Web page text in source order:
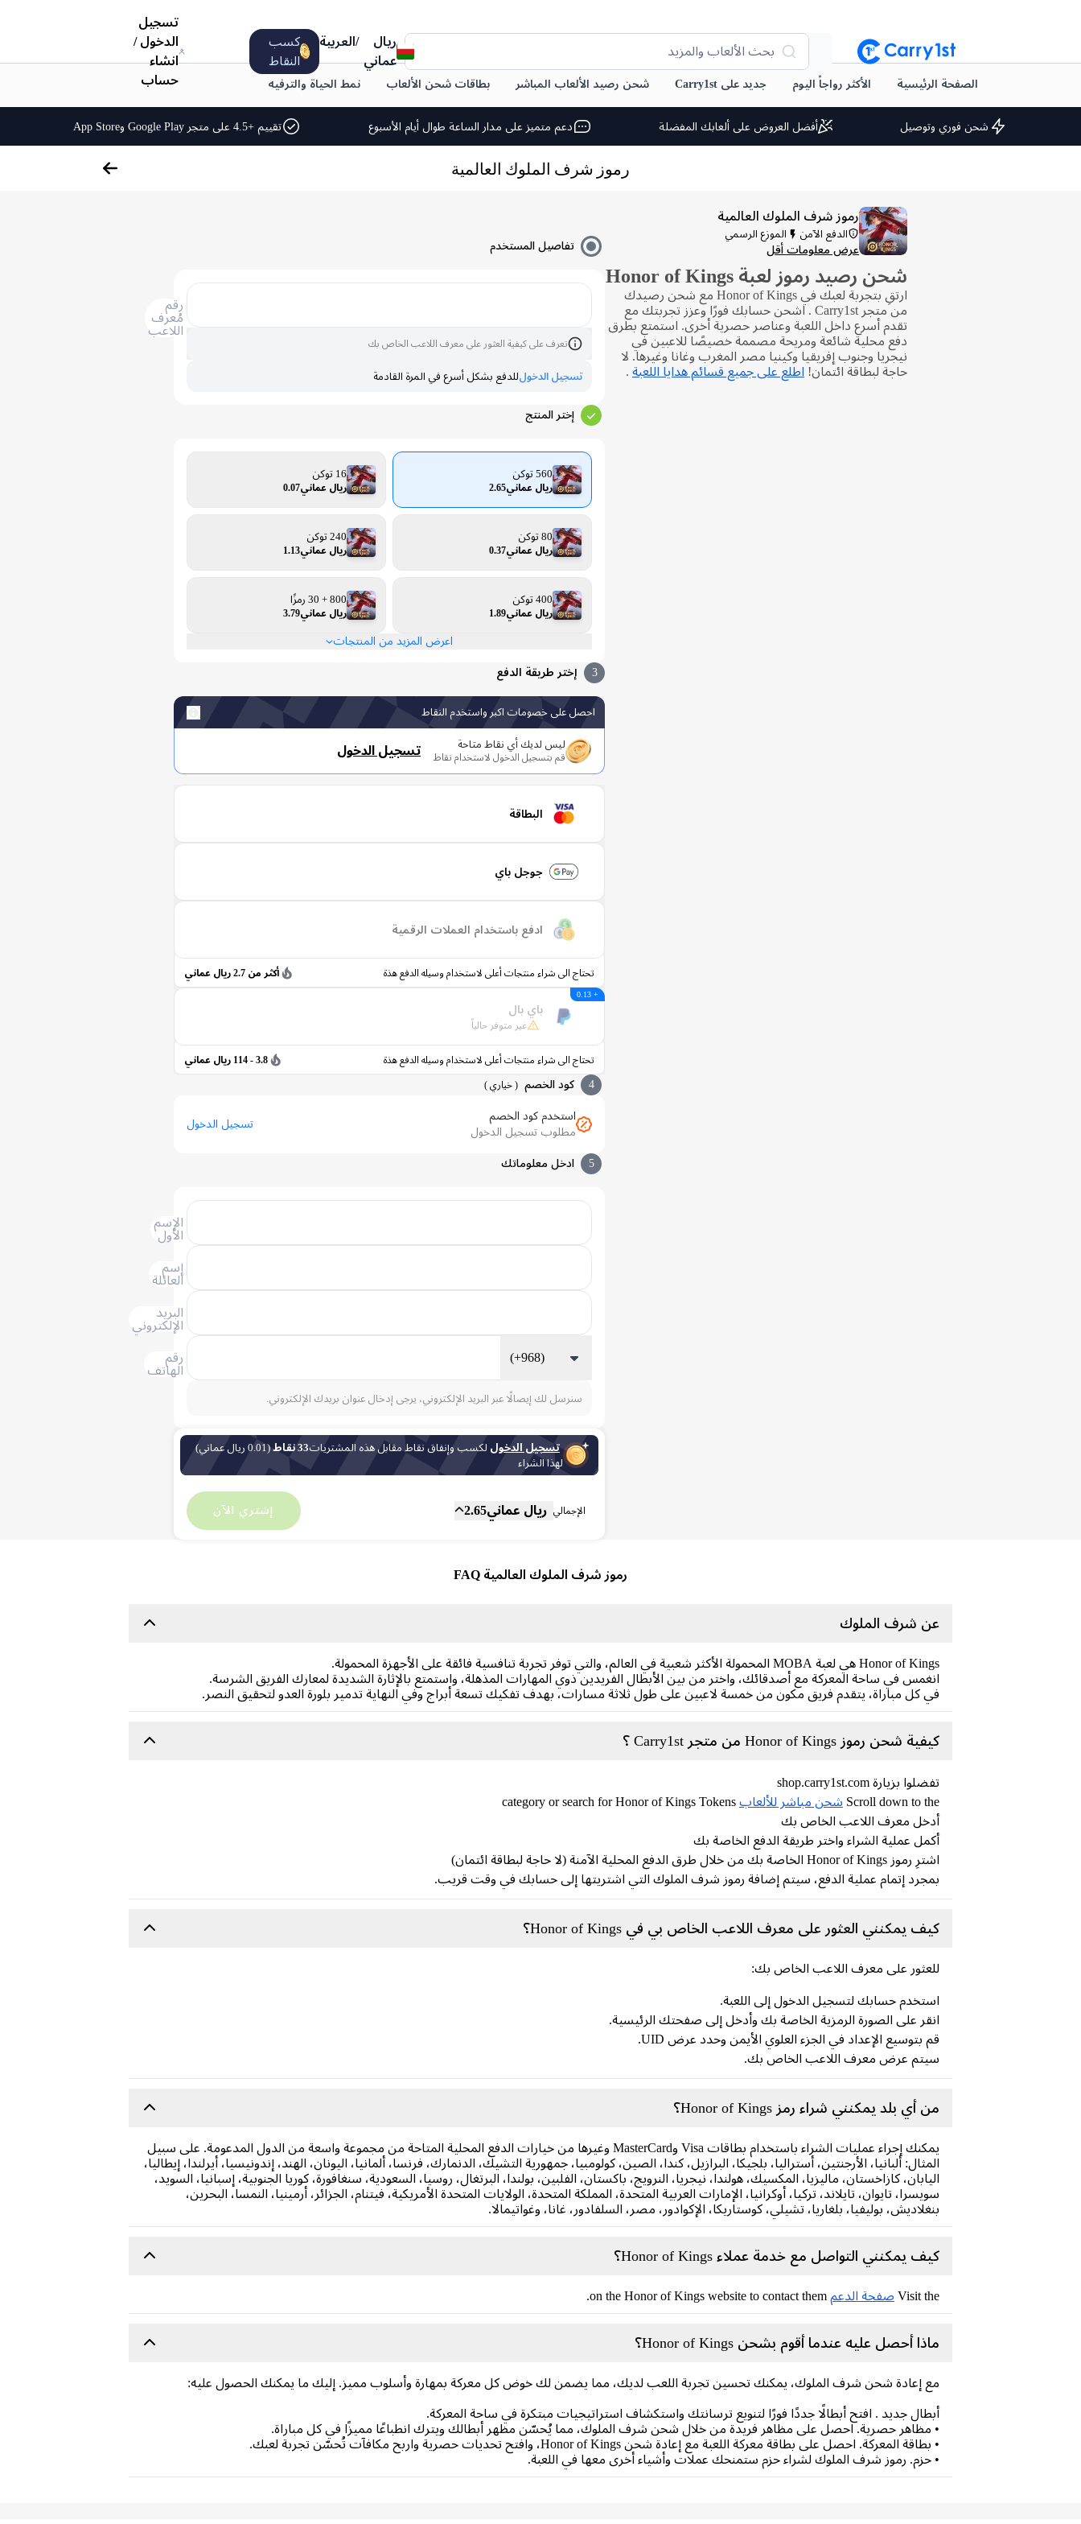
بحث الألعاب والمزيد
ريال
عماني
/ العربية
كسب
النقاط
تسجيل
الدخول/
انشاء
حساب
الصفحة الرئيسية الأكثر رواجاً اليوم جديد على Carry1st شحن رصيد الألعاب المباشر بطاقات شحن الألعاب نمط الحياة والترفيه
شحن فوري وتوصيل أفضل العروض على ألعابك المفضلة دعم متميز على مدار الساعة طوال أيام الأسبوع تقييم +4.5 على متجر Google Play وApp Store
رموز شرف الملوك العالمية
رموز شرف الملوك العالمية
الدفع الآمن
الموزع الرسمي
عرض معلومات أقل
شحن رصيد رموز لعبة Honor of Kings
ارتقِ بتجربة لعبك في Honor of Kings مع شحن رصيدك
من متجر Carry1st . اشحن حسابك فورًا وعزز تجربتك مع
تقدم أسرع داخل اللعبة وعناصر حصرية أخرى. استمتع بطرق
دفع محلية شائعة ومريحة مصممة خصيصًا للاعبين في
نيجريا وجنوب إفريقيا وكينيا مصر المغرب وغانا وغيرها. لا
حاجة لبطاقة ائتمان! اطلع على جميع قسائم هدايا اللعبة .
تفاصيل المستخدم
رقم
مُعرف
اللاعب
تعرف على كيفية العثور على معرف اللاعب الخاص بك
تسجيل الدخولللدفع بشكل أسرع في المرة القادمة
إختر المنتج
560 توكن
ريال عماني2.65
16 توكن
ريال عماني0.07
80 توكن
ريال عماني0.37
240 توكن
ريال عماني1.13
400 توكن
ريال عماني1.89
800 + 30 رمزًا
ريال عماني3.79
اعرض المزيد من المنتجات
3 إختر طريقة الدفع
احصل على خصومات اكبر واستخدم النقاط
ليس لديك أي نقاط متاحة
قم بتسجيل الدخول لاستخدام نقاط تسجيل الدخول
البطاقة
جوجل باي
ادفع باستخدام العملات الرقمية
تحتاج الى شراء منتجات أعلى لاستخدام وسيله الدفع هذة أكثر من 2.7 ريال عماني
باي بال
غير متوفر حالياً
+ 0.13
تحتاج الى شراء منتجات أعلى لاستخدام وسيله الدفع هذة 3.8 - 114 ريال عماني
4 كود الخصم ( خياري )
استخدم كود الخصم
مطلوب تسجيل الدخول
تسجيل الدخول
5 ادخل معلوماتك
الإسم
الأول
إسم
العائلة
البريد
الإلكتروني
رقم
الهاتف
(+968)
سنرسل لك إيصالًا عبر البريد الإلكتروني، يرجى إدخال عنوان بريدك الإلكتروني.
تسجيل الدخول لكسب وإنفاق نقاط مقابل هذه المشتريات33 نقاط
(0.01 ريال عماني)
لهذا الشراء
ريال عماني2.65
Fee
ريال عماني 0 الإجمالي ريال عماني2.65 إشتري الآن
رموز شرف الملوك العالمية FAQ
عن شرف الملوك
Honor of Kings هي لعبة MOBA المحمولة الأكثر شعبية في العالم، والتي توفر تجربة تنافسية فائقة على الأجهزة المحمولة.
انغمس في ساحة المعركة مع أصدقائك، واختر من بين الأبطال الفريدين ذوي المهارات المذهلة، واستمتع بالإثارة الشديدة لمعارك الفريق الشرسة.
في كل مباراة، يتقدم فريق مكون من خمسة لاعبين على طول ثلاثة مسارات، بهدف تفكيك تسعة أبراج وفي النهاية تدمير بلورة العدو لتحقيق النصر.
كيفية شحن رموز Honor of Kings من متجر Carry1st ؟
تفضلوا بزيارة shop.carry1st.com
Scroll down to the شحن مباشر للألعاب
أدخل معرف اللاعب الخاص بك
أكمل عملية الشراء واختر طريقة الدفع الخاصة بك
اشترِ رموز Honor of Kings الخاصة بك من خلال طرق الدفع المحلية الآمنة (لا حاجة لبطاقة ائتمان)
بمجرد إتمام عملية الدفع، سيتم إضافة رموز شرف الملوك التي اشتريتها إلى حسابك في وقت قريب.
كيف يمكنني العثور على معرف اللاعب الخاص بي في Honor of Kings؟
للعثور على معرف اللاعب الخاص بك:
استخدم حسابك لتسجيل الدخول إلى اللعبة.
انقر على الصورة الرمزية الخاصة بك وأدخل إلى صفحتك الرئيسية.
قم بتوسيع الإعداد في الجزء العلوي الأيمن وحدد عرض UID.
سيتم عرض معرف اللاعب الخاص بك.
من أي بلد يمكنني شراء رمز Honor of Kings؟
يمكنك إجراء عمليات الشراء باستخدام بطاقات Visa وMasterCard وغيرها من خيارات الدفع المحلية المتاحة من مجموعة واسعة من الدول المدعومة. على سبيل
المثال: ألبانيا، الأرجنتين، أستراليا، بلجيكا، البرازيل، كندا، الصين، كولومبيا، جمهورية التشيك، الدنمارك، فرنسا، ألمانيا، اليونان، الهند، إندونيسيا، أيرلندا، إيطاليا،
اليابان، كازاخستان، ماليزيا، المكسيك، هولندا، نيجريا، النرويج، باكستان، الفلبين، بولندا، البرتغال، روسيا، السعودية، سنغافورة، كوريا الجنوبية، إسبانيا، السويد،
سويسرا، تايوان، تايلاند، تركيا، أوكرانيا، الإمارات العربية المتحدة، المملكة المتحدة، الولايات المتحدة الأمريكية، فيتنام، الجزائر، أرمينيا، النمسا، البحرين،
بنغلاديش، بوليفيا، بلغاريا، تشيلي، كوستاريكا، الإكوادور، مصر، السلفادور، غانا، وغواتيمالا.
كيف يمكنني التواصل مع خدمة عملاء Honor of Kings؟
Visit the صفحة الدعم
ماذا أحصل عليه عندما أقوم بشحن Honor of Kings؟
مع إعادة شحن شرف الملوك، يمكنك تحسين تجربة اللعب لديك، مما يضمن لك خوض كل معركة بمهارة وأسلوب مميز. إليك ما يمكنك الحصول عليه:
أبطال جديد . افتح أبطالًا جددًا فورًا لتنويع ترسانتك واستكشاف استراتيجيات مبتكرة في ساحة المعركة.
• مظاهر حصرية. احصل على مظاهر فريدة من خلال شحن شرف الملوك، مما يُحسّن مظهر أبطالك ويترك انطباعًا مميزًا في كل مباراة.
• بطاقة المعركة. احصل على بطاقة معركة اللعبة مع إعادة شحن Honor of Kings، وافتح تحديات حصرية واربح مكافآت تُحسّن تجربة لعبك.
• حزم. رموز شرف الملوك لشراء حزم ستمنحك عملات وأشياء أخرى معها في اللعبة.